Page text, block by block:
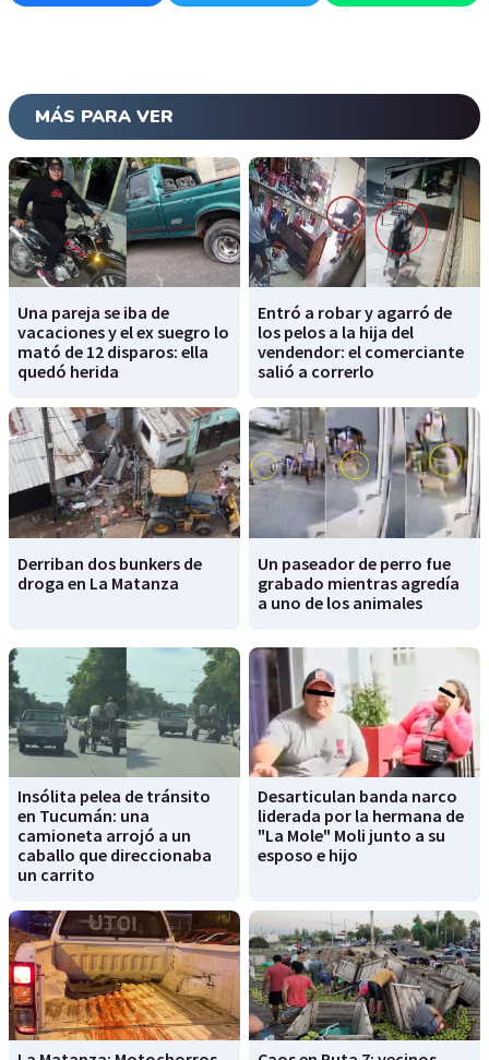
MÁS PARA VER
Una pareja se iba de
vacaciones y el ex suegro lo
mató de 12 disparos: ella
quedó herida
Entró a robar y agarró de
los pelos a la hija del
vendendor: el comerciante
salió a correrlo
Derriban dos bunkers de
droga en La Matanza
Un paseador de perro fue
grabado mientras agredía
a uno de los animales
Insólita pelea de tránsito
en Tucumán: una
camioneta arrojó a un
caballo que direccionaba
un carrito
Desarticulan banda narco
liderada por la hermana de
"La Mole" Moli junto a su
esposo e hijo